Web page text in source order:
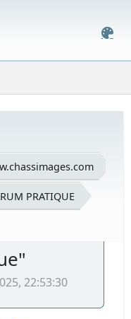
PRATIQUE
22:53:30